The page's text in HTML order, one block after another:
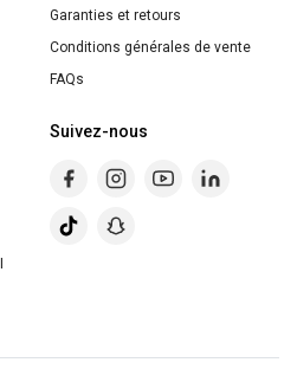
Garanties et retours
Conditions générales de vente
FAQs
Suivez-nous